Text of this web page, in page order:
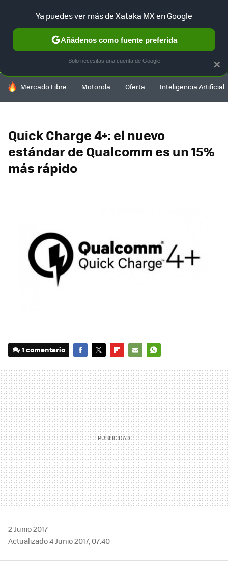
SELECCIÓN GAMING HOME AUTO TERRITORIO
HOY SE HABLA DE
Mercado Libre Motorola Oferta Inteligencia Artificial
Quick Charge 4+: el nuevo
estándar de Qualcomm es un 15%
más rápido
1 comentario
MAIL
2 Junio 2017
Actualizado 4 Junio 2017, 07:40
×
Ya puedes ver más de Xataka MX en Google
Añádenos como fuente preferida
Solo necesitas una cuenta de Google